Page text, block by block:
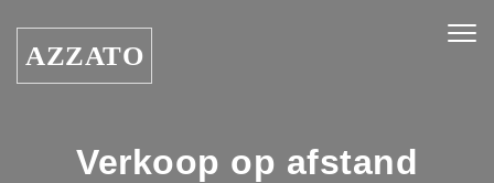
AZZATO
Verkoop op afstand